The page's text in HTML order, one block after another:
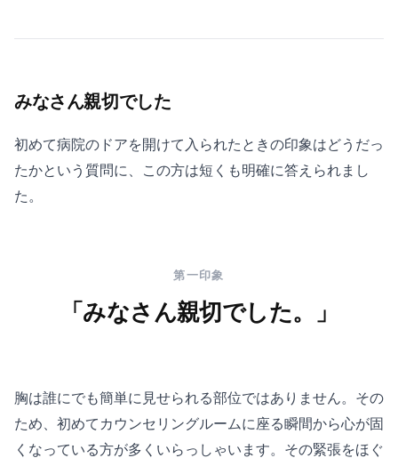
みなさん親切でした
初めて病院のドアを開けて入られたときの印象はどうだっ
たかという質問に、この方は短くも明確に答えられまし
た。
第一印象
「みなさん親切でした。」
胸は誰にでも簡単に見せられる部位ではありません。その
ため、初めてカウンセリングルームに座る瞬間から心が固
くなっている方が多くいらっしゃいます。その緊張をほぐ